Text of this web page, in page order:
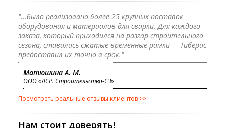
"...было реализовано более 25 крупных поставок
оборудования и материалов для сварки. Для каждого
заказа, который приходился на разгар строительного
сезона, ставились сжатые временные рамки — Тиберис
предоставил их точно в срок."
Матюшина А. М.
ООО «ЛСР. Строительство-СЗ»
Посмотреть реальные отзывы клиентов
Нам стоит доверять!